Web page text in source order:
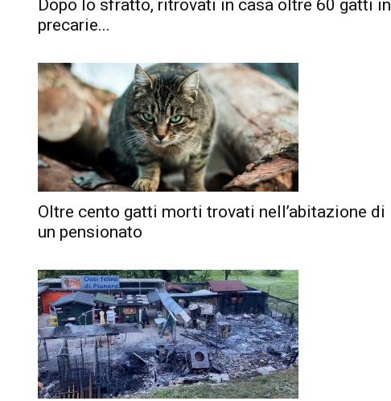
Dopo lo sfratto, ritrovati in casa oltre 60 gatti in
precarie...
Oltre cento gatti morti trovati nell’abitazione di
un pensionato